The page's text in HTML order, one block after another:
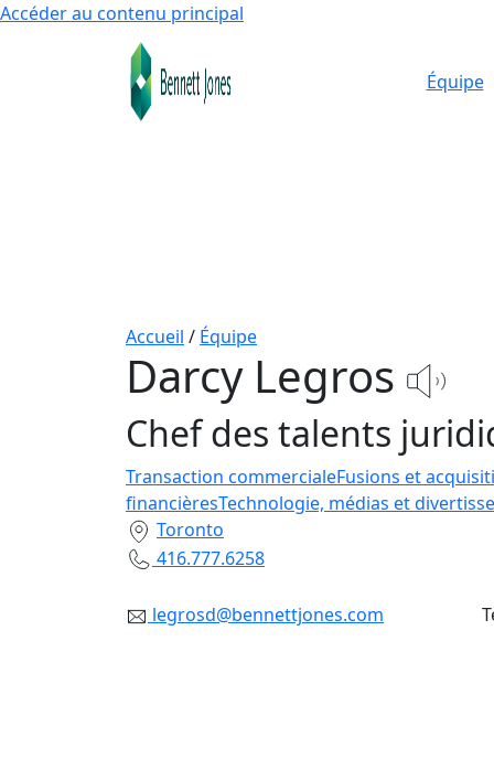
Accéder au contenu principal
Équipe
Accueil / Équipe
Darcy Legros
Chef des talents
Transaction commercialeFusions et
financièresTechnologie, médias et
Toronto
416.777.6258
legrosd@bennettjones.com